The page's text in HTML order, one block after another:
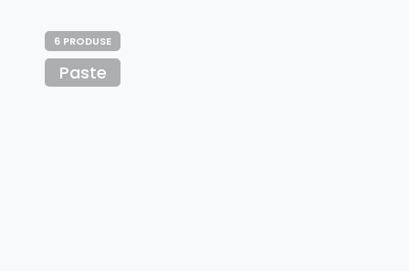
6 PRODUSE
Paste